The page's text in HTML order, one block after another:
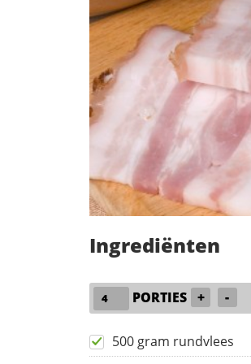
Ingrediënten
PORTIES + -
500 gram rundvlees